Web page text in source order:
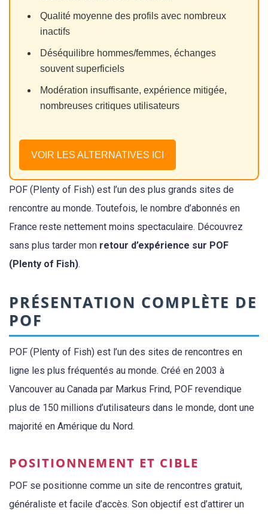
Qualité moyenne des profils avec nombreux
inactifs
Déséquilibre hommes/femmes, échanges
souvent superficiels
Modération insuffisante, expérience mitigée,
nombreuses critiques utilisateurs
VOIR LES ALTERNATIVES ICI
POF (Plenty of Fish) est l’un des plus grands sites de
rencontre au monde. Toutefois, le nombre d’abonnés en
France reste nettement moins spectaculaire. Découvrez
sans plus tarder mon retour d’expérience sur POF
(Plenty of Fish).
PRÉSENTATION COMPLÈTE DE
POF
POF (Plenty of Fish) est l’un des sites de rencontres en
ligne les plus fréquentés au monde. Créé en 2003 à
Vancouver au Canada par Markus Frind, POF revendique
plus de 150 millions d’utilisateurs dans le monde, dont une
majorité en Amérique du Nord.
POSITIONNEMENT ET CIBLE
POF se positionne comme un site de rencontres gratuit,
généraliste et facile d’accès. Son objectif est d’attirer un